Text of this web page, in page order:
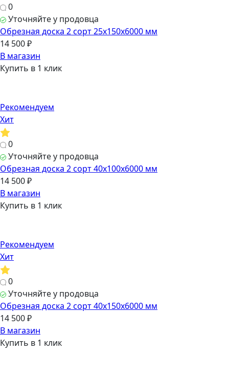
0
Уточняйте у продовца
Обрезная доска 2 сорт 25х150х6000 мм
14 500 ₽
В магазин
Купить в 1 клик
Рекомендуем
Хит
0
Уточняйте у продовца
Обрезная доска 2 сорт 40х100х6000 мм
14 500 ₽
В магазин
Купить в 1 клик
Рекомендуем
Хит
0
Уточняйте у продовца
Обрезная доска 2 сорт 40х150х6000 мм
14 500 ₽
В магазин
Купить в 1 клик